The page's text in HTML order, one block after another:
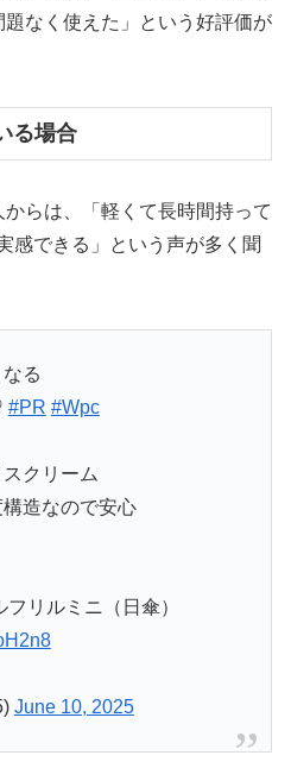
なく使えた」という好評価が
る場合
らは、「軽くて長時間持って
感できる」という声が多く聞
る
#PR #Wpc
クリーム
造なので安心
リルミニ（日傘）
June 10, 2025